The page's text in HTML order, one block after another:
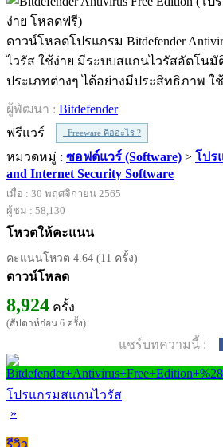
ดาวน์โหลดโปรแกรม Bitdefender
ไวรัส ใช้ง่าย มีระบบสแกนไวรัสอัตโนมั
ประเภทต่างๆ ได้อย่างมีประสิทธิภาพ ใ
ผู้พัฒนา : Bitdefender
ฟรีแวร์
Freeware คืออะไร ?
หมวดหมู่ : ซอฟต์แวร์ (Software) > โปร
and Internet Security Software
เมื่อ : 30 พฤศจิกายน 2565
ผู้ชม : 58,130
โหวตให้คะแนน
คะแนนโหวต 4.64 (11 ครั้ง)
ดาวน์โหลด
8,924 ครั้ง
(สัปดาห์ก่อน 6 ครั้ง)
แชร์บทความนี้ :
โปรแกรมสแกนไวรัส
»